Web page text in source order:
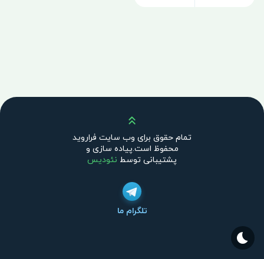
بالا
تمام حقوق برای وب سایت فراروید
محفوظ است.پیاده سازی و
پشتیبانی توسط نئودیس
تلگرام ما